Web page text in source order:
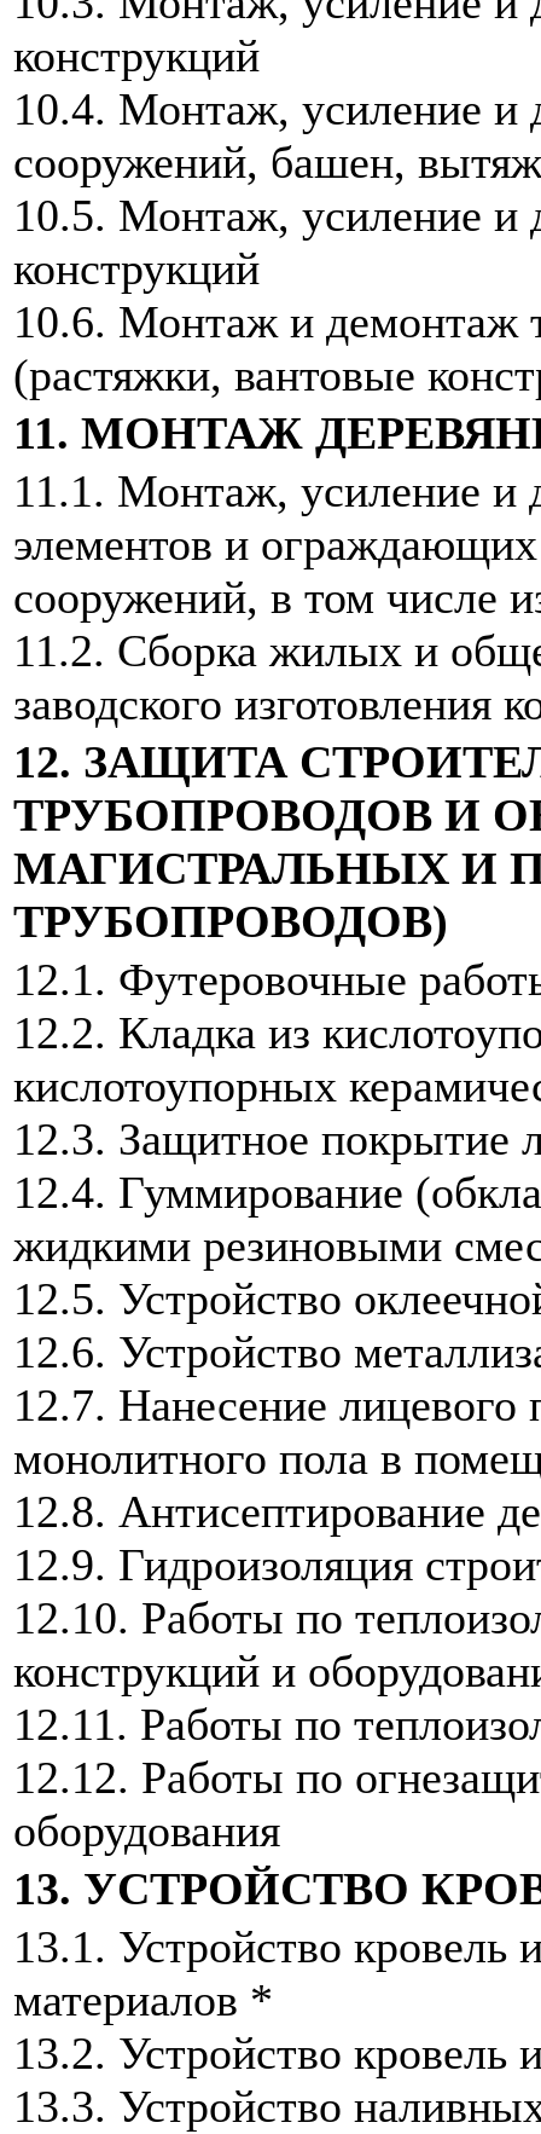
конструкций
10.4. Монтаж, усиление и
сооружений, башен,
10.5. Монтаж, усиление и
конструкций
10.6. Монтаж и демонтаж
(растяжки, вантовые
11. МОНТАЖ
11.1. Монтаж, усиление и
элементов и
сооружений, в том числе
11.2. Сборка жилых и
заводского изготовления
12. ЗАЩИТА
ТРУБОПРОВОДОВ И
МАГИСТРАЛЬНЫХ И
ТРУБОПРОВОДОВ)
12.1. Футеровочные
12.2. Кладка из
кислотоупорных
12.3. Защитное покрытие
12.4. Гуммирование
жидкими резиновыми
12.5. Устройство
12.6. Устройство
12.7. Нанесение лицевого
монолитного пола в
12.8. Антисептирование
12.9. Гидроизоляция
12.10. Работы по
конструкций и
12.11. Работы по
12.12. Работы по
оборудования
13. УСТРОЙСТВО
13.1. Устройство
материалов *
13.2. Устройство кровель
13.3. Устройство